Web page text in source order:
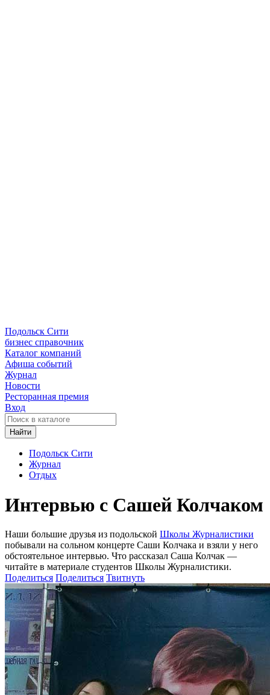
Подольск Сити
бизнес справочник
Каталог компаний
Афиша событий
Журнал
Новости
Ресторанная премия
Вход
Найти
Подольск Сити
Журнал
Отдых
Интервью с Сашей Колчаком
Наши большие друзья из подольской Школы Журналистики
побывали на сольном концерте Саши Колчака и взяли у него
обстоятельное интервью. Что рассказал Саша Колчак —
читайте в материале студентов Школы Журналистики.
Поделиться Поделиться Твитнуть